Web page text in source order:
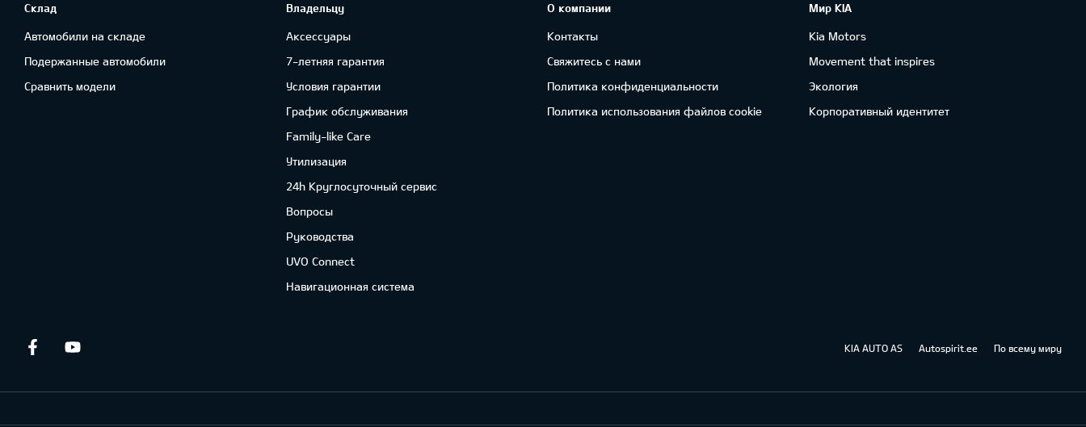
Склад
Автомобили на складе
Подержанные автомобили
Сравнить модели
Владельцу
Аксессуары
7-летняя гарантия
Условия гарантии
График обслуживания
Family-like Care
Утилизация
24h Круглосуточный сервис
Вопросы
Руководства
UVO Connect
Навигационная система
О компании
Контакты
Свяжитесь с нами
Политика конфиденциальности
Политика использования файлов cookie
Мир KIA
Kia Motors
Movement that inspires
Экология
Корпоративный идентитет
Facebook KIA AUTO AS Autospirit.ee По всему миру